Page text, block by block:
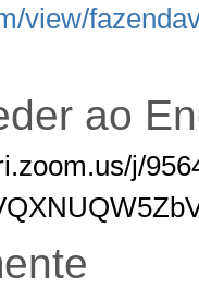
view/
ao
j/